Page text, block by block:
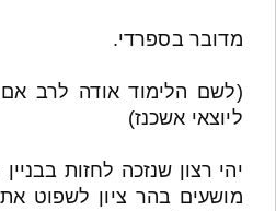
מדובר בספרדי.
(לשם הלימוד אודה לרב אם
ליוצאי אשכנז)
יהי רצון שנזכה לחזות
מושעים בהר ציון לשפוט